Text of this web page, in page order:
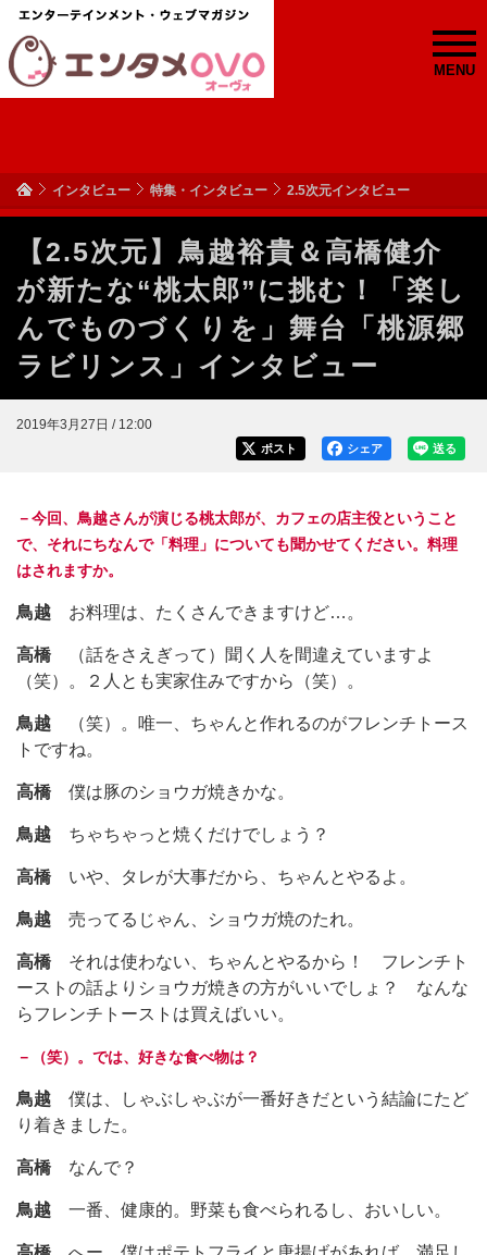
MENU
インタビュー 特集・インタビュー 2.5次元インタビュー
【2.5次元】鳥越裕貴＆高橋健介
が新たな“桃太郎”に挑む！「楽し
んでものづくりを」舞台「桃源郷
ラビリンス」インタビュー
2019年3月27日 / 12:00
送る
シェア
ポスト
－今回、鳥越さんが演じる桃太郎が、カフェの店主役ということ
で、それにちなんで「料理」についても聞かせてください。料理
はされますか。
鳥越 お料理は、たくさんできますけど…。
高橋 （話をさえぎって）聞く人を間違えていますよ
（笑）。２人とも実家住みですから（笑）。
鳥越 （笑）。唯一、ちゃんと作れるのがフレンチトース
トですね。
高橋 僕は豚のショウガ焼きかな。
鳥越 ちゃちゃっと焼くだけでしょう？
高橋 いや、タレが大事だから、ちゃんとやるよ。
鳥越 売ってるじゃん、ショウガ焼のたれ。
高橋 それは使わない、ちゃんとやるから！ フレンチト
ーストの話よりショウガ焼きの方がいいでしょ？ なんな
らフレンチトーストは買えばいい。
－（笑）。では、好きな食べ物は？
鳥越 僕は、しゃぶしゃぶが一番好きだという結論にたど
り着きました。
高橋 なんで？
鳥越 一番、健康的。野菜も食べられるし、おいしい。